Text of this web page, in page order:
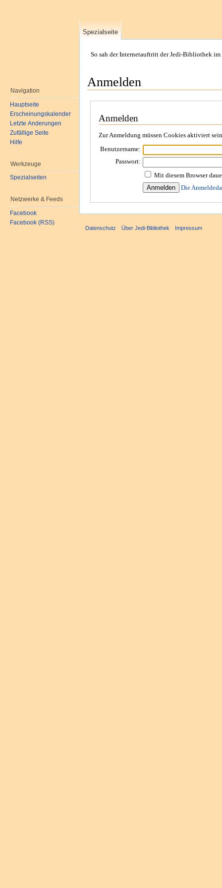
So sah der Internetauftritt der Jedi-Bibliothek
Anmelden
Anmelden
Zur Anmeldung müssen Cookies aktiviert
Benutzername:
Passwort:
Mit diesem Browser
Die
Spezialseite
Navigation
Hauptseite
Erscheinungskalender
Letzte Änderungen
Zufällige Seite
Hilfe
Werkzeuge
Spezialseiten
Netzwerke & Feeds
Facebook
Facebook (RSS)
Datenschutz Über Jedi-Bibliothek Impressum